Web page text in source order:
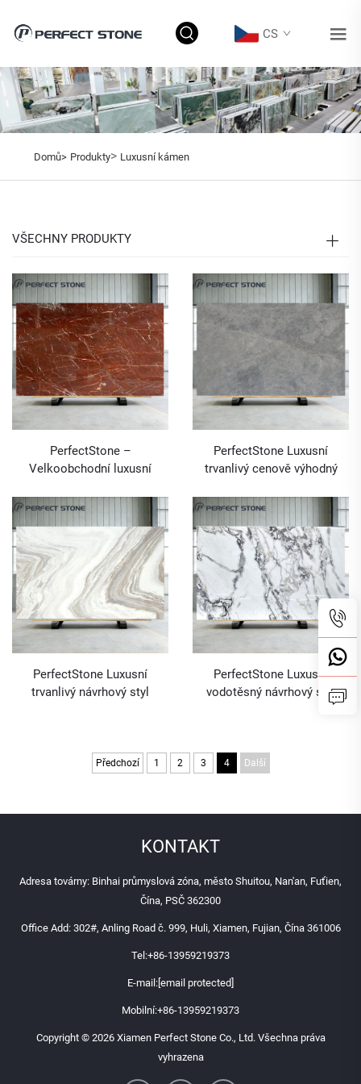
CS
Domů> Produkty> Luxusní kámen
VŠECHNY PRODUKTY
PerfectStone –
Velkoobchodní luxusní
moderní vysoce kvalitní
projekty vil a hotelů
PerfectStone Luxusní
trvanlivý cenově výhodný
Dolomite pro velkoobchodní
interiérové návrhové projekty
PerfectStone Luxusní
trvanlivý návrhový styl
projekty
PerfectStone Luxusní
vodotěsný návrhový styl
desek z mramoru Oyster
Předchozí 1 2 3 4 Další
KONTAKT
Adresa továrny: Binhai průmyslová zóna, město Shuitou, Nan'an, Fuťien,
Čína, PSČ 362300
Office Add: 302#, Anling Road č. 999, Huli, Xiamen, Fujian, Čína 361006
Tel:+86-13959219373
E-mail: [email protected]
Mobilní:+86-13959219373
Copyright © 2026 Xiamen Perfect Stone Co., Ltd. Všechna práva
vyhrazena